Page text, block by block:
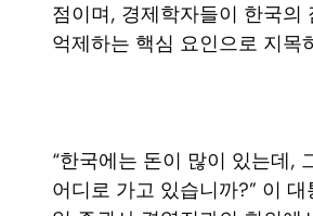
점이며, 경제학자들이 한국의
억제하는 핵심 요인으로 지목
“한국에는 돈이 많이 있는데,
어디로 가고 있습니까?” 이